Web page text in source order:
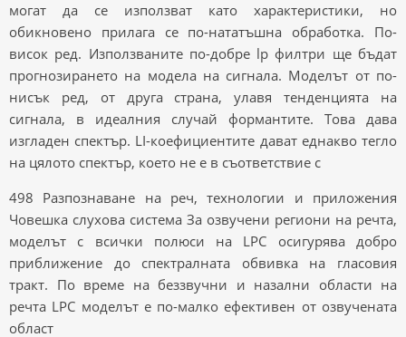
могат да се използват като характеристики, но
обикновено прилага се по-нататъшна обработка. По-
висок ред. Използваните по-добре lp филтри ще бъдат
прогнозирането на модела на сигнала. Моделът от по-
нисък ред, от друга страна, улавя тенденцията на
сигнала, в идеалния случай формантите. Това дава
изгладен спектър. LI-коефициентите дават еднакво тегло
на цялото спектър, което не е в съответствие с
498 Разпознаване на реч, технологии и приложения
Човешка слухова система За озвучени региони на речта,
моделът с всички полюси на LPC осигурява добро
приближение до спектралната обвивка на гласовия
тракт. По време на беззвучни и назални области на
речта LPC моделът е по-малко ефективен от озвучената
област